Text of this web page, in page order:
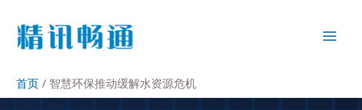
首页 智慧环保推动缓解水资源危机